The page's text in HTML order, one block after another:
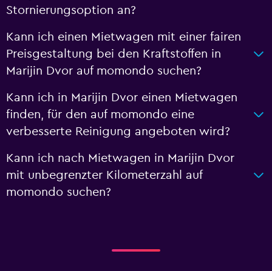
Stornierungsoption an?
Kann ich einen Mietwagen mit einer fairen
Preisgestaltung bei den Kraftstoffen in
Marijin Dvor auf momondo suchen?
Kann ich in Marijin Dvor einen Mietwagen
finden, für den auf momondo eine
verbesserte Reinigung angeboten wird?
Kann ich nach Mietwagen in Marijin Dvor
mit unbegrenzter Kilometerzahl auf
momondo suchen?